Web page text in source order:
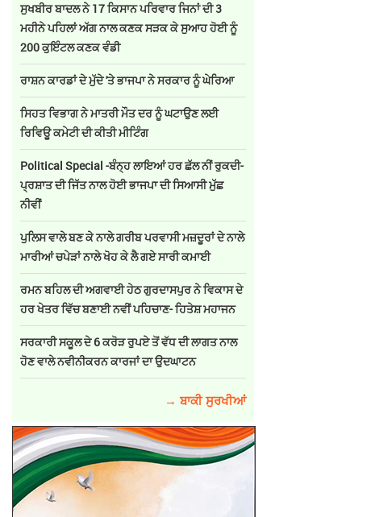
ਸੁਖਬੀਰ ਬਾਦਲ ਨੇ 17 ਕਿਸਾਨ ਪਰਿਵਾਰ ਜਿਨਾਂ ਦੀ 3
ਮਹੀਨੇ ਪਹਿਲਾਂ ਅੱਗ ਨਾਲ ਕਣਕ ਸੜਕ ਕੇ ਸੁਆਹ ਹੋਈ ਨੂੰ
200 ਕੁਇੰਟਲ ਕਣਕ ਵੰਡੀ
ਰਾਸ਼ਨ ਕਾਰਡਾਂ ਦੇ ਮੁੱਦੇ 'ਤੇ ਭਾਜਪਾ ਨੇ ਸਰਕਾਰ ਨੂੰ ਘੇਰਿਆ
ਸਿਹਤ ਵਿਭਾਗ ਨੇ ਮਾਤਰੀ ਮੌਤ ਦਰ ਨੂੰ ਘਟਾਉਣ ਲਈ
ਰਿਵਿਊ ਕਮੇਟੀ ਦੀ ਕੀਤੀ ਮੀਟਿੰਗ
Political Special -ਬੰਨ੍ਹ ਲਾਇਆਂ ਹਰ ਛੱਲ ਨੀਂ ਰੁਕਦੀ-
ਪ੍ਰਸ਼ਾਤ ਦੀ ਜਿੱਤ ਨਾਲ ਹੋਈ ਭਾਜਪਾ ਦੀ ਸਿਆਸੀ ਮੁੱਛ
ਨੀਵੀਂ
ਪੁਲਿਸ ਵਾਲੇ ਬਣ ਕੇ ਨਾਲੇ ਗਰੀਬ ਪਰਵਾਸੀ ਮਜ਼ਦੂਰਾਂ ਦੇ ਨਾਲੇ
ਮਾਰੀਆਂ ਚਪੇੜਾਂ ਨਾਲੇ ਖੋਹ ਕੇ ਲੈ ਗਏ ਸਾਰੀ ਕਮਾਈ
ਰਮਨ ਬਹਿਲ ਦੀ ਅਗਵਾਈ ਹੇਠ ਗੁਰਦਾਸਪੁਰ ਨੇ ਵਿਕਾਸ ਦੇ
ਹਰ ਖੇਤਰ ਵਿੱਚ ਬਣਾਈ ਨਵੀਂ ਪਹਿਚਾਣ- ਹਿਤੇਸ਼ ਮਹਾਜਨ
ਸਰਕਾਰੀ ਸਕੂਲ ਦੇ 6 ਕਰੋੜ ਰੁਪਏ ਤੋਂ ਵੱਧ ਦੀ ਲਾਗਤ ਨਾਲ
ਹੋਣ ਵਾਲੇ ਨਵੀਨੀਕਰਨ ਕਾਰਜਾਂ ਦਾ ਉਦਘਾਟਨ
→ ਬਾਕੀ ਸੁਰਖੀਆਂ